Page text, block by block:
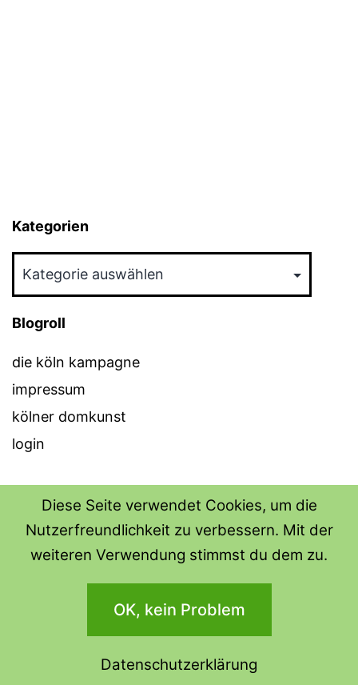
Kategorien
Blogroll
die köln kampagne
impressum
kölner domkunst
login
THE SHIRT SHOPS
Datenschutzerklärung
Stolz präsentiert vonWordPress.
Diese Seite verwendet Cookies, um die
Nutzerfreundlichkeit zu verbessern. Mit der
weiteren Verwendung stimmst du dem zu.
OK, kein Problem
DatenschutzerklärungDark Mode: